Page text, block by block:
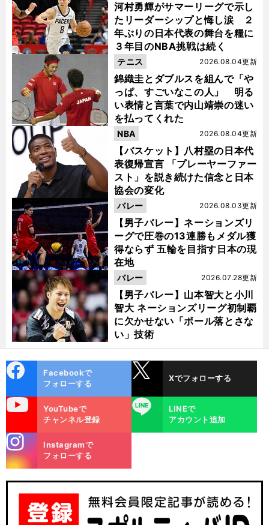
河村勇輝がサマーリーグで示し
たリーダーシップと悔し涙 ２
年ぶりの日本代表の舞台を糧に
３年目のNBA挑戦は続く
錦織圭とダブルスを組んで「や
っぱ、すごいなこの人」 明る
い表情と言葉で内山靖崇の迷い
を払ってくれた
2026.08.04更新
テニス
【バスケット】八村塁の日本代
表復帰宣言 「プレーヤーファー
スト」を説き続けた信念と日本
協会の変化
2026.08.04更新
NBA
【男子バレー】ネーションズリ
ーグで圧巻の13連勝もメダル獲
得ならず 五輪を目指す日本の現
在地
2026.08.03更新
バレー
【男子バレー】山本智大と小川
智大 ネーションズリーグ初制覇
に欠かせない「ボール落とさな
い」技術
2026.07.28更新
バレー
ok
Facebookで
フォローする
Xでフォローする
YouTubeで
チャンネル登録
LINE
LINEで
アカウント追加
m
Instagramで
フォローする